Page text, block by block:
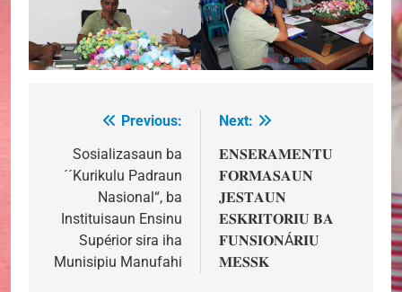
navigation
Previous:
Sosializasaun ba
´´Kurikulu Padraun
Nasional“, ba
Instituisaun Ensinu
Supérior sira iha
Munisipiu Manufahi
Next:
𝐄𝐍𝐒𝐄𝐑𝐀𝐌𝐄𝐍𝐓𝐔
𝐅𝐎𝐑𝐌𝐀𝐒𝐀𝐔𝐍
𝐉𝐄𝐒𝐓𝐀𝐔𝐍
𝐄𝐒𝐊𝐑𝐈𝐓𝐎𝐑𝐈𝐔 𝐁𝐀
𝐅𝐔𝐍𝐒𝐈𝐎𝐍Á𝐑𝐈𝐔
𝐌𝐄𝐒𝐒𝐊